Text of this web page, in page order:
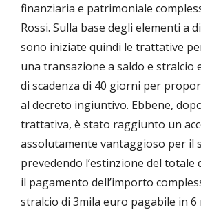
finanziaria e patrimoniale
Rossi. Sulla base degli elementi a
sono iniziate quindi le trattative
una transazione a saldo e stralcio
di scadenza di 40 giorni per
al decreto ingiuntivo. Ebbene,
trattativa, è stato raggiunto un
assolutamente vantaggioso per il
prevedendo l’estinzione del totale
il pagamento dell’importo
stralcio di 3mila euro pagabile in 6